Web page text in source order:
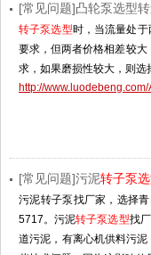
[常见问题]凸轮泵选型
转子泵选型时，当流量处
要求，但两者价格相差较
求，如果磨损性较大，则
http://
[常见问题]污泥转子泵
污泥转子泵找厂家，选择
5717。污泥转子泵选型找
道污泥，有离心机供料污